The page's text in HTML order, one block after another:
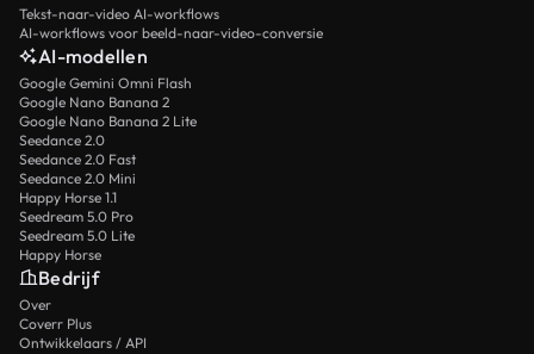
Tekst-naar-video AI-workflows
AI-workflows voor beeld-naar-video-conversie
AI-modellen
Google Gemini Omni Flash
Google Nano Banana 2
Google Nano Banana 2 Lite
Seedance 2.0
Seedance 2.0 Fast
Seedance 2.0 Mini
Happy Horse 1.1
Seedream 5.0 Pro
Seedream 5.0 Lite
Happy Horse
Bedrijf
Over
Coverr Plus
Ontwikkelaars / API